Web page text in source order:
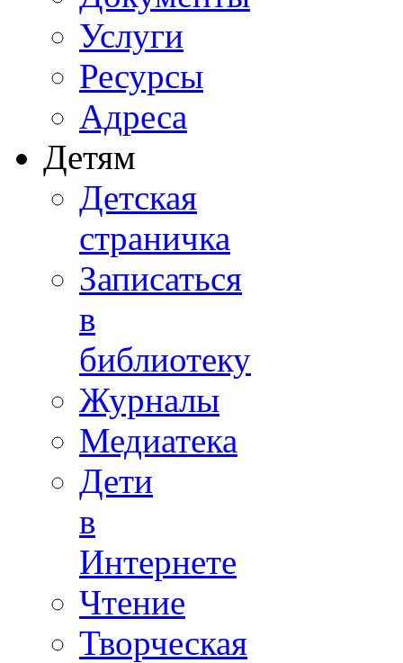
Услуги
Ресурсы
Адреса
Детям
Детская
страничка
Записаться
в
библиотеку
Журналы
Медиатека
Дети
в
Интернете
Чтение
Творческая